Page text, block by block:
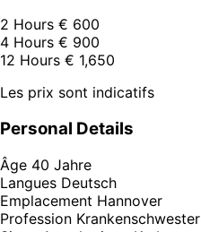
2 Hours € 600
4 Hours € 900
12 Hours € 1,650
Les prix sont indicatifs
Personal Details
Âge 40 Jahre
Langues Deutsch
Emplacement Hannover
Profession Krankenschwester